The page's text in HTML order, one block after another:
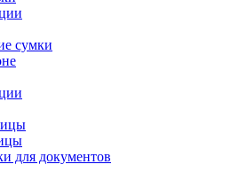
сумки
для документов